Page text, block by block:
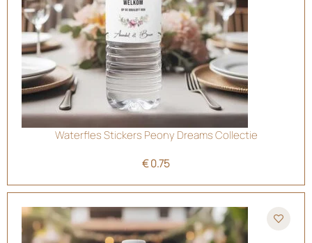
Waterfles Stickers Peony Dreams Collectie
€0.75